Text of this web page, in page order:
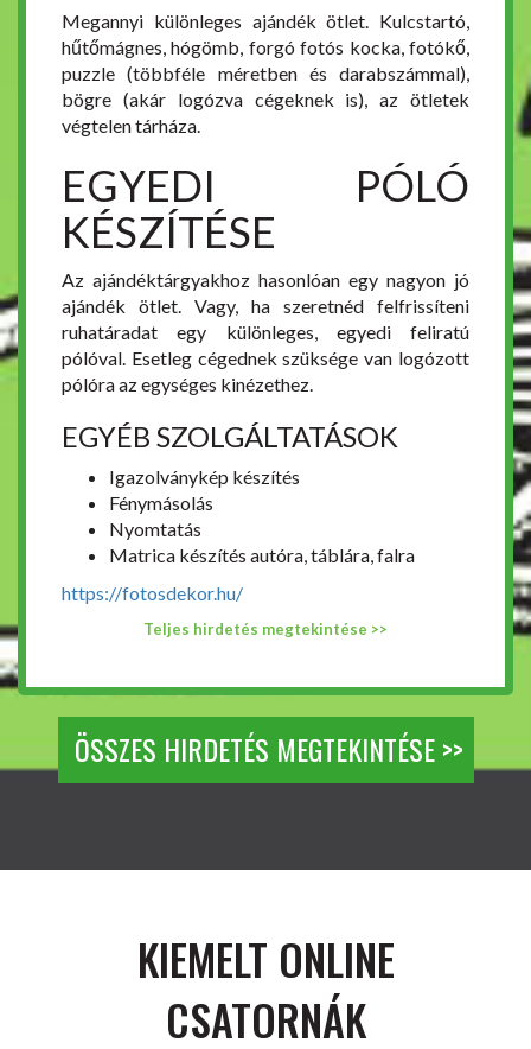
Megannyi különleges ajándék ötlet. Kulcstartó,
hűtőmágnes, hógömb, forgó fotós kocka, fotókő,
puzzle (többféle méretben és darabszámmal),
bögre (akár logózva cégeknek is), az ötletek
végtelen tárháza.
EGYEDI PÓLÓ
KÉSZÍTÉSE
Az ajándéktárgyakhoz hasonlóan egy nagyon jó
ajándék ötlet. Vagy, ha szeretnéd felfrissíteni
ruhatáradat egy különleges, egyedi feliratú
pólóval. Esetleg cégednek szüksége van logózott
pólóra az egységes kinézethez.
EGYÉB SZOLGÁLTATÁSOK
Igazolványkép készítés
Fénymásolás
Nyomtatás
Matrica készítés autóra, táblára, falra
https://fotosdekor.hu/
Teljes hirdetés megtekintése >>
ÖSSZES HIRDETÉS MEGTEKINTÉSE >>
KIEMELT ONLINE
CSATORNÁK